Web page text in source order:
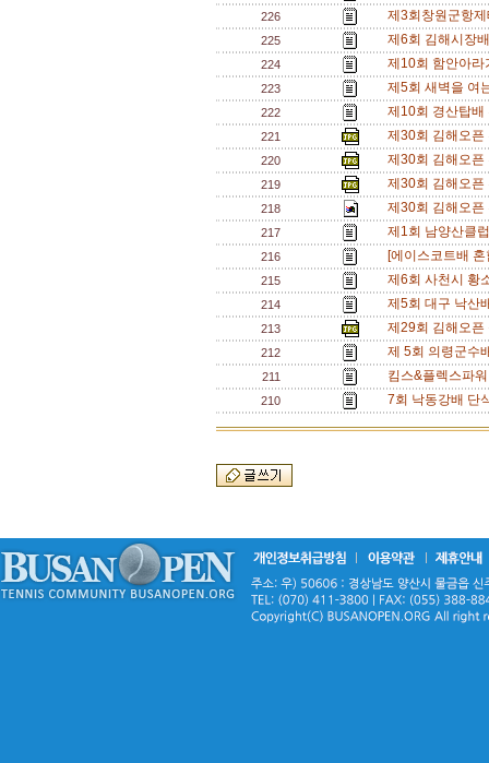
226 제3회창원군항
225 제6회 김해시장
224 제10회 함안아
223 제5회 새벽을 여
222 제10회 경산탑
221 제30회 김해오
220 제30회 김해오
219 제30회 김해오
218 제30회 김해오
217 제1회 남양산클
216 [에이스코트배
215 제6회 사천시 황
214 제5회 대구 낙산
213 제29회 김해오
212 제 5회 의령군수
211 킴스&플렉스파
210 7회 낙동강배 단